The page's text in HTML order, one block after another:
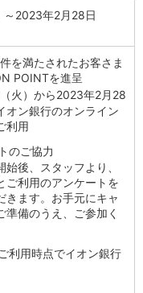
～2023年2月28日
を満たされたお客さま
POINTを進呈
火）から2023年2月28
オン銀行のオンライン
利用
のご協力
後、スタッフより、
ご利用のアンケートを
きます。お手元にキャ
準備のうえ、ご参加く
利用時点でイオン銀行